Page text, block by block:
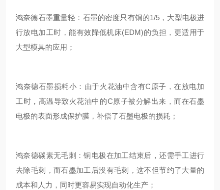
鸿奈德石墨重量轻：石墨的密度只有铜的1/5，大型电极进
行放电加工时，能有效降低机床(EDM)的负担，更适用于
大型模具的应用；
鸿奈德石墨损耗小：由于火花油中含有C原子，在放电加
工时，高温导致火花油中的C原子被分解出来，而在石墨
电极的表面形成保护膜，补偿了石墨电极的损耗；
鸿奈德碳素无毛刺：铜电极在加工结束后，还需手工进行
去除毛刺，而石墨加工后没有毛刺，这不但节约了大量的
成本和人力，同时更容易实现自动化生产；